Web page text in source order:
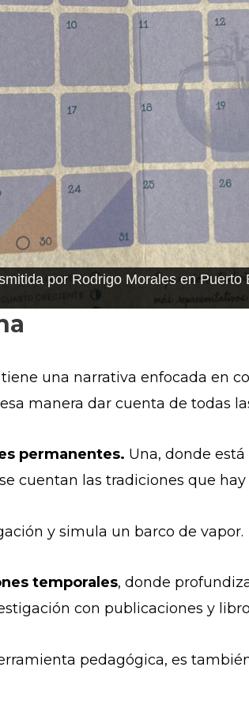
en Barranquilla, Atlántico. /
una narrativa enfocada en
manera dar cuenta de todas
permanentes. Una, donde
cuentan las tradiciones que
y simula un barco de vapor.
temporales, donde
con publicaciones y
pedagógica, es